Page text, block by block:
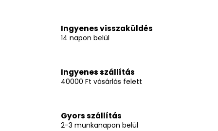
Ingyenes visszaküldés
14 napon belül
Ingyenes szállítás
40000 Ft vásárlás felett
Gyors szállítás
2-3 munkanapon belül